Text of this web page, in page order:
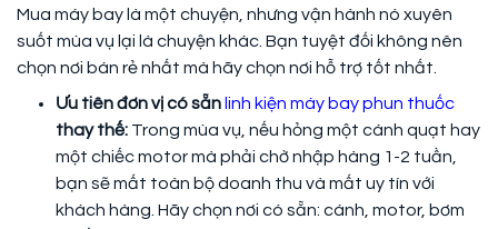
Mua máy bay là một chuyện, nhưng vận hành nó xuyên
suốt mùa vụ lại là chuyện khác. Bạn tuyệt đối không nên
chọn nơi bán rẻ nhất mà hãy chọn nơi hỗ trợ tốt nhất.
Ưu tiên đơn vị có sẵn linh kiện máy bay phun thuốc
thay thế: Trong mùa vụ, nếu hỏng một cánh quạt hay
một chiếc motor mà phải chờ nhập hàng 1-2 tuần,
bạn sẽ mất toàn bộ doanh thu và mất uy tín với
khách hàng. Hãy chọn nơi có sẵn: cánh, motor, bơm